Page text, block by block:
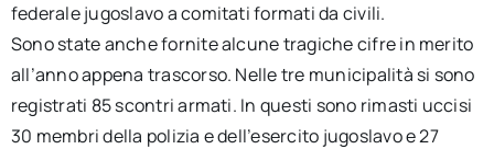
federale jugoslavo a comitati formati da civili.
Sono state anche fornite alcune tragiche cifre in merito
all’anno appena trascorso. Nelle tre municipalità si sono
registrati 85 scontri armati. In questi sono rimasti uccisi
30 membri della polizia e dell’esercito jugoslavo e 27